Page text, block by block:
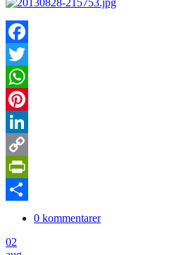
Facebook
Twitter
WhatsApp
Pinterest
LinkedIn
Copy
Link
PrintFriendly
0 kommentarer
02